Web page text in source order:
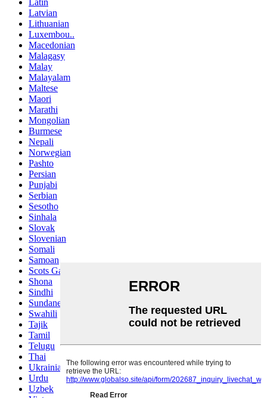
Latvian
Lithuanian
Luxembou..
Macedonian
Malagasy
Malay
Malayalam
Maltese
Maori
Marathi
Mongolian
Burmese
Nepali
Norwegian
Pashto
Persian
Punjabi
Serbian
Sesotho
Sinhala
Slovak
Slovenian
Somali
Samoan
Scots Gaelic
Shona
Sindhi
Sundanese
Swahili
Tajik
Tamil
Telugu
Thai
Ukrainian
Urdu
Uzbek